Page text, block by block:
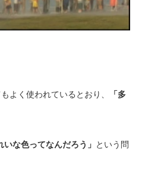
よく使われているとおり、
「多
いな色ってなんだろう」 という問